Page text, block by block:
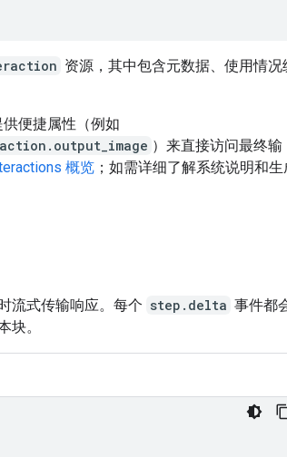
资源，其中包含元数据、使用情况
便捷属性（例如
）来直接访问最终输
概览 ；如需详细了解系统说明和生
流式传输响应。每个 step.delta 事件都
块。